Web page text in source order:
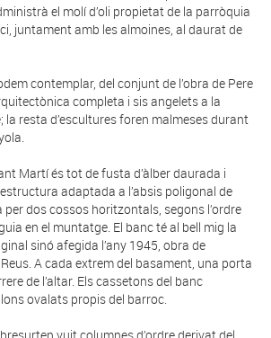
el molí d’oli propietat de la parròquia
juntament amb les almoines, al daurat de
contemplar, del conjunt de l’obra de Pere
completa i sis angelets a la
la resta d’escultures foren malmeses durant
Martí és tot de fusta d’àlber daurada i
adaptada a l’absis poligonal de
per dos cossos horitzontals, segons l’ordre
en el muntatge. El banc té al bell mig la
sinó afegida l’any 1945, obra de
A cada extrem del basament, una porta
de l’altar. Els cassetons del banc
ovalats propis del barroc.